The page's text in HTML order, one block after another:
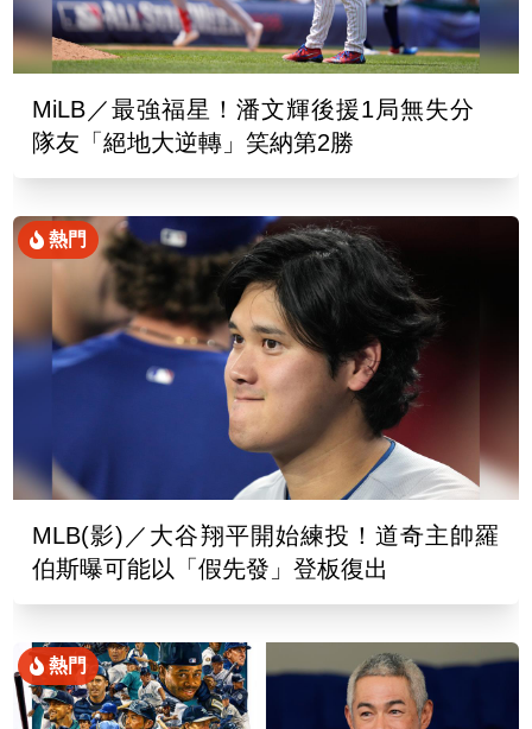
MiLB／最強福星！潘文輝後援1局無失分
隊友「絕地大逆轉」笑納第2勝
熱門
MLB(影)／大谷翔平開始練投！道奇主帥羅
伯斯曝可能以「假先發」登板復出
熱門